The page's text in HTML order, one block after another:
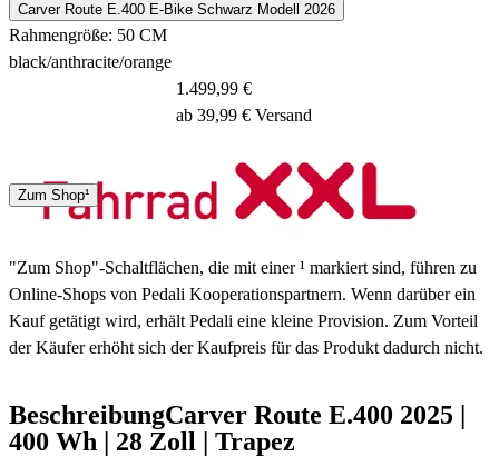
Carver Route E.400 E-Bike Schwarz Modell 2026
Rahmengröße: 50 CM
black/anthracite/orange
Spedition
3 - 5 Tage
1.499,99 €
ab 39,99 € Versand
Zum Shop¹
"Zum Shop"-Schaltflächen, die mit einer ¹ markiert sind, führen zu
Online-Shops von Pedali Kooperationspartnern. Wenn darüber ein
Kauf getätigt wird, erhält Pedali eine kleine Provision. Zum Vorteil
der Käufer erhöht sich der Kaufpreis für das Produkt dadurch nicht.
BeschreibungCarver Route E.400 2025 |
400 Wh | 28 Zoll | Trapez